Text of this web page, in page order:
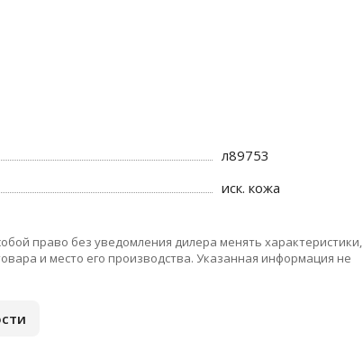
л89753
иск. кожа
право без уведомления дилера менять характеристики,
и место его производства. Указанная информация не